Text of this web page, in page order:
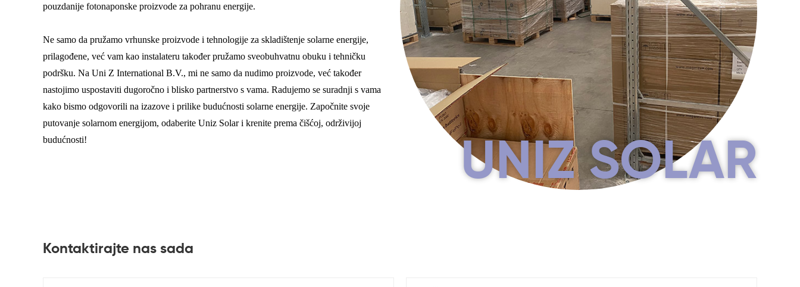
pouzdanije fotonaponske proizvode za pohranu energije.
Ne samo da pružamo vrhunske proizvode i tehnologije za skladištenje solarne energije,
prilagođene, već vam kao instalateru također pružamo sveobuhvatnu obuku i tehničku
podršku. Na Uni Z International B.V., mi ne samo da nudimo proizvode, već također
nastojimo uspostaviti dugoročno i blisko partnerstvo s vama. Radujemo se suradnji s vama
kako bismo odgovorili na izazove i prilike budućnosti solarne energije. Započnite svoje
putovanje solarnom energijom, odaberite Uniz Solar i krenite prema čišćoj, održivijoj
budućnosti!
UNIZ SOLAR
Kontaktirajte nas sada